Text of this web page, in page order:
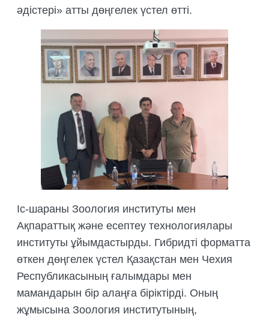
БИОЛОГИЯЛЫҚ НЕГІЗДЕМЕЛЕРДІ
ТРЕНИНГТЕР МЕН СЕМИНАРЛАР,
ДАЛАЛЫҚ ЭКСКУРСИЯЛАР
ҰЙЫМДАСТЫРУ
ДАЛАЛЫҚ ТӘЖІРИБЕЛЕРДІ,
ТАҒЫЛЫМДАМАЛАРДЫ
ҰЙЫМДАСТЫРУ
әдістері» атты дөңгелек үстел өтті.
Іс-шараны Зоология институты мен
Ақпараттық және есептеу технологиялары
институты ұйымдастырды. Гибридті форматта
өткен дөңгелек үстел Қазақстан мен Чехия
Республикасының ғалымдары мен
мамандарын бір алаңға біріктірді. Оның
жұмысына Зоология институтының,